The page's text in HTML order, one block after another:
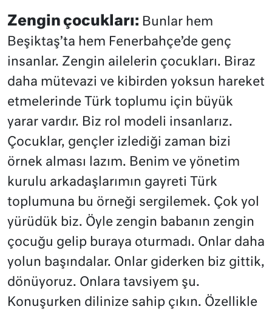
Zengin çocukları: Bunlar hem
Beşiktaş’ta hem Fenerbahçe’de genç
insanlar. Zengin ailelerin çocukları. Biraz
daha mütevazi ve kibirden yoksun hareket
etmelerinde Türk toplumu için büyük
yarar vardır. Biz rol modeli insanlarız.
Çocuklar, gençler izlediği zaman bizi
örnek alması lazım. Benim ve yönetim
kurulu arkadaşlarımın gayreti Türk
toplumuna bu örneği sergilemek. Çok yol
yürüdük biz. Öyle zengin babanın zengin
çocuğu gelip buraya oturmadı. Onlar daha
yolun başındalar. Onlar giderken biz gittik,
dönüyoruz. Onlara tavsiyem şu.
Konuşurken dilinize sahip çıkın. Özellikle